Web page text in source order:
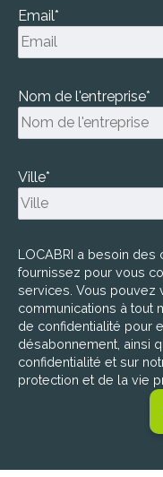
Email*
Nom de l'entreprise*
Ville*
LOCABRI a besoin
fournissez pour vous
services. Vous pouvez
communications à tout
de confidentialité pour
désabonnement, ainsi
confidentialité et sur
protection et de la vie